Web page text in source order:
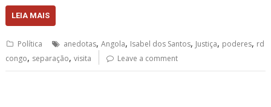
LEIA MAIS
Política anedotas,Angola, Isabel dos Santos, Justiça, poderes, rd
congo, separação,visita Leave a comment